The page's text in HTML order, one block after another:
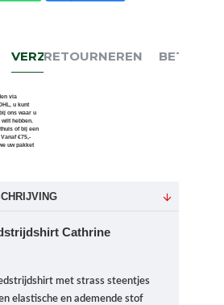
VERZENDEN
via
u kunt
ons waar u
hebben.
of bij een
€75,-
uw pakket
RETOURNEREN BETALEN
Cathrine
met strass steentjes
elastische en ademende stof